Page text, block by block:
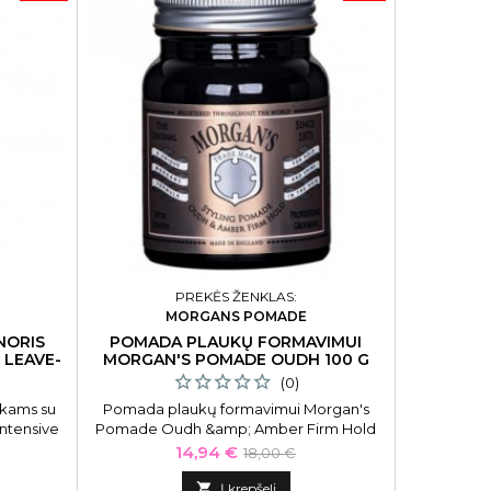
su
PREKĖS ŽENKLAS:
MORGANS POMADE
POMADA PLAUKŲ FORMAVIMUI
MORGAN'S POMADE OUDH 100 G
(0)
Pomada plaukų formavimui Morgan's
Pomade Oudh &amp; Amber Firm Hold
Styling Pomade MPM271, stiprios
fiksacijos, su keratinu 100 g
Kaina
14,94 € Bazinė
kaina
18,00 €
 Į krepšelį